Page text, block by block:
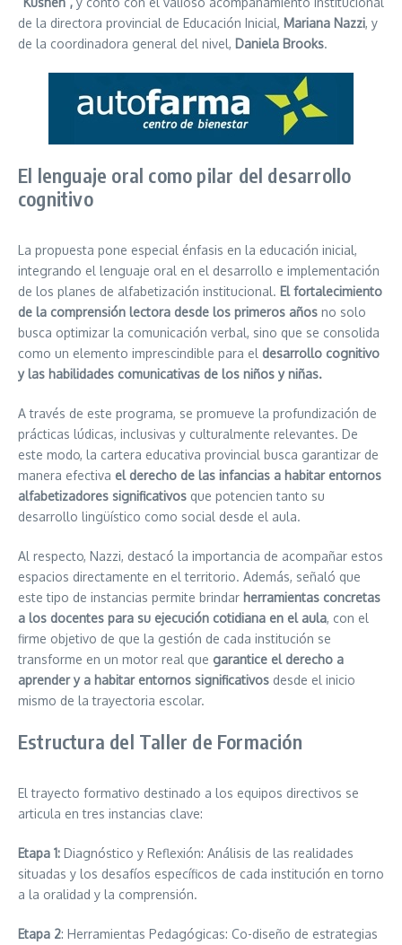
de la directora provincial de Educación Inicial, Mariana Nazzi, y
de la coordinadora general del nivel, Daniela Brooks.
El lenguaje oral como pilar del desarrollo
cognitivo
La propuesta pone especial énfasis en la educación inicial,
integrando el lenguaje oral en el desarrollo e implementación
de los planes de alfabetización institucional. El fortalecimiento
de la comprensión lectora desde los primeros años no solo
busca optimizar la comunicación verbal, sino que se consolida
como un elemento imprescindible para el desarrollo cognitivo
y las habilidades comunicativas de los niños y niñas.
A través de este programa, se promueve la profundización de
prácticas lúdicas, inclusivas y culturalmente relevantes. De
este modo, la cartera educativa provincial busca garantizar de
manera efectiva el derecho de las infancias a habitar entornos
alfabetizadores significativos que potencien tanto su
desarrollo lingüístico como social desde el aula.
Al respecto, Nazzi, destacó la importancia de acompañar estos
espacios directamente en el territorio. Además, señaló que
este tipo de instancias permite brindar herramientas concretas
a los docentes para su ejecución cotidiana en el aula, con el
firme objetivo de que la gestión de cada institución se
transforme en un motor real que garantice el derecho a
aprender y a habitar entornos significativos desde el inicio
mismo de la trayectoria escolar.
Estructura del Taller de Formación
El trayecto formativo destinado a los equipos directivos se
articula en tres instancias clave:
Etapa 1: Diagnóstico y Reflexión: Análisis de las realidades
situadas y los desafíos específicos de cada institución en torno
a la oralidad y la comprensión.
Etapa 2: Herramientas Pedagógicas: Co-diseño de estrategias